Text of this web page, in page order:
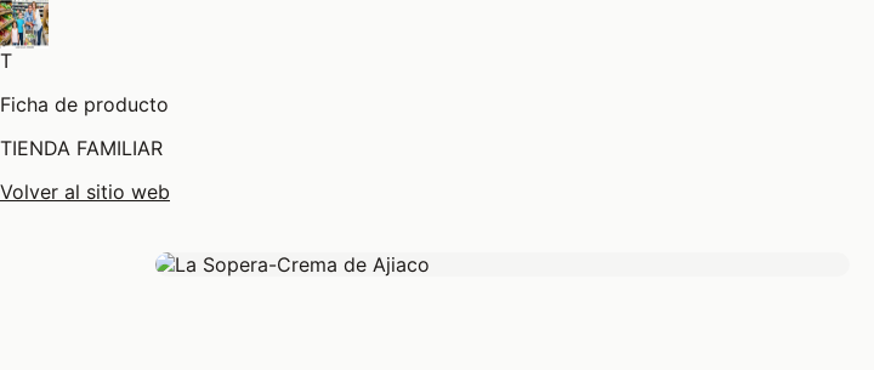
T
Ficha de producto
TIENDA FAMILIAR
Volver al sitio web